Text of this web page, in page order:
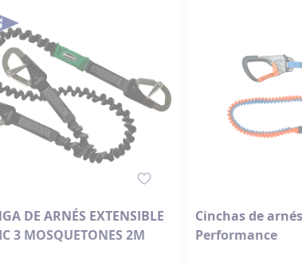
DE ARNÉS EXTENSIBLE
3 MOSQUETONES 2M
Cinchas de
Performance